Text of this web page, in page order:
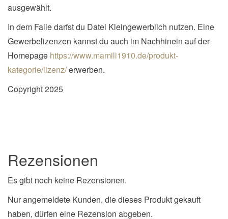
ausgewählt.
In dem Falle darfst du Datei Kleingewerblich nutzen. Eine
Gewerbelizenzen kannst du auch im Nachhinein auf der
Homepage https://www.mamili1910.de/produkt-
kategorie/lizenz/erwerben.
Copyright 2025
Rezensionen
Es gibt noch keine Rezensionen.
Nur angemeldete Kunden, die dieses Produkt gekauft
haben, dürfen eine Rezension abgeben.